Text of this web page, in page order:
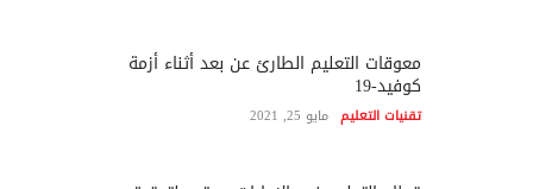
معوقات التعليم الطارئ عن بعد أثناء أزمة
كوفيد-19
تقنيات التعليم مايو 25, 2021